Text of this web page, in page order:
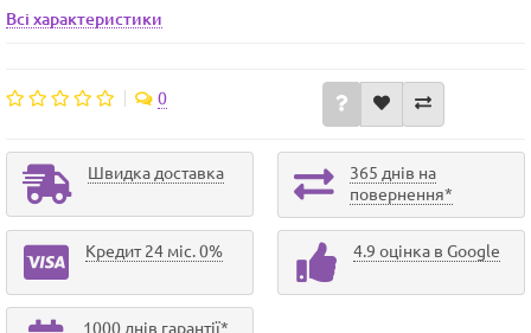
Всі характеристики
0
Швидка доставка
365 днів на
повернення*
Кредит 24 міс. 0% 4.9 оцінка в Google
1000 днів гарантії*